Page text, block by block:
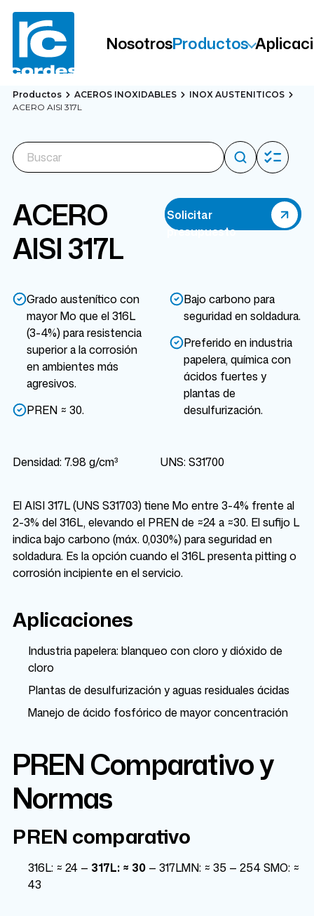
NosotrosProductos
Productos ACEROS INOXIDABLES
INOX AUSTENITICOS
ACERO AISI 317L
ACERO
AISI 317L
Grado austenítico con
mayor Mo que el 316L
(3-4%) para resistencia
superior a la corrosión
en ambientes más
agresivos.
PREN ≈ 30.
Bajo carbono para
seguridad en soldadura.
Preferido en industria
papelera, química con
ácidos fuertes y
plantas de
desulfurización.
Densidad: 7.98 g/cm³ UNS: S31700
Solicitar
presupuesto
El AISI 317L (UNS S31703) tiene Mo entre 3-4% frente al
2-3% del 316L, elevando el PREN de ≈24 a ≈30. El sufijo L
indica bajo carbono (máx. 0,030%) para seguridad en
soldadura. Es la opción cuando el 316L presenta pitting o
corrosión incipiente en el servicio.
Aplicaciones
Industria papelera: blanqueo con cloro y dióxido de
cloro
Plantas de desulfurización y aguas residuales ácidas
Manejo de ácido fosfórico de mayor concentración
PREN Comparativo y
Normas
PREN comparativo
316L: ≈ 24 — 317L: ≈ 30 — 317LMN: ≈ 35 — 254 SMO: ≈
43